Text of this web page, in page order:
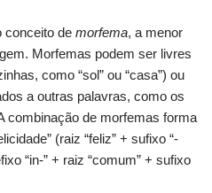
conceito de morfema, a menor
Morfemas podem ser livres
como “sol” ou “casa”) ou
a outras palavras, como os
combinação de morfemas forma
(raiz “feliz” + sufixo “-
“in-” + raiz “comum” + sufixo